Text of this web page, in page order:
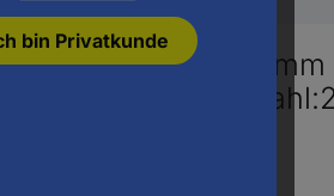
bin Privatkunde
Steckverbinder 3.5 mm
Mono